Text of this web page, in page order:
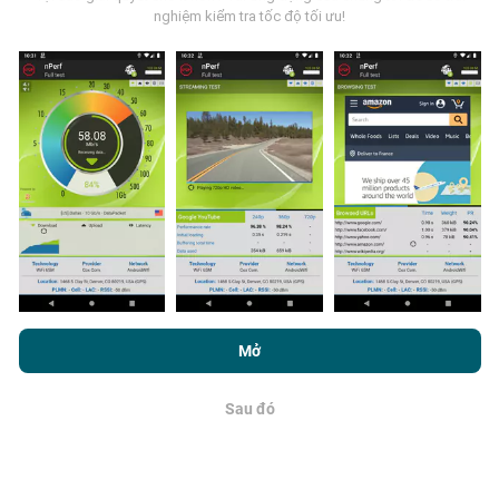
bởi người dùng ứng dụng nPerf. Đây là những thử
tiếp trong lĩnh vực này. Nếu bạn cũng muốn tham gia,
tất cả những gì bạn phải làm là tải xuống ứng dụng
nPerf trên điện thoại thông minh của bạn.Càng có
nhiều dữ liệu, bản đồ sẽ càng toàn diện!
Cập nhật được thực hiện như thế
nào?
mỗi giờ. Bản đồ tốc độ đượccập nhật cứ sau 15 phút
nghiệm kiểm tra tốc độ tối ưu!
Mở
Sau đó
cũng như thử nghiệm nPerf của chúng
tôiThỏa thuận cấp phép người dùng cuối.
OK